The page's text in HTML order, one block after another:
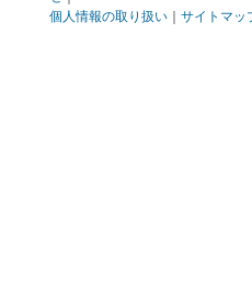
個人情報の取り扱い
サイトマッ